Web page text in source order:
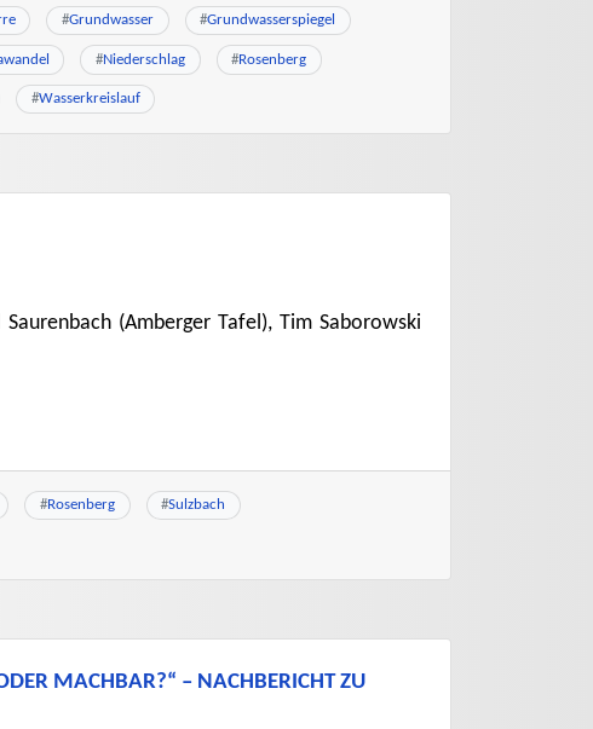
#Grundwasser #Grundwasserspiegel
#Niederschlag #Rosenberg
#Wasserkreislauf
(Amberger Tafel), Tim Saborowski
#Rosenberg #Sulzbach
MACHBAR?“ – NACHBERICHT ZU